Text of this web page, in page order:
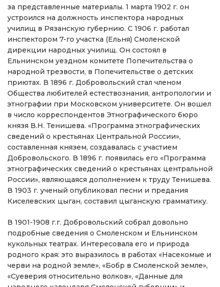
за представленные материалы. 1 марта 1902 г. он
устроился на должность инспектора народных
училищ в Рязанскую губернию. С 1906 г. работал
инспектором 7-го участка (Ельня) Смоленской
дирекции народных училищ. Он состоял в
Ельнинском уездном комитете Попечительства о
народной трезвости, в Попечительстве о детских
приютах. В 1896 г. Добровольский стал членом
Общества любителей естествознания, антропологии и
этнографии при Московском университете. Он вошел
в число корреспондентов Этнографического бюро
князя В.Н. Тенишева. «Программа этнографических
сведений о крестьянах Центральной России»,
составленная князем, создавалась с участием
Добровольского. В 1896 г. появилась его «Программа
этнографических сведений о крестьянах центральной
России», являющаяся дополнением к труду Тенишева.
В 1903 г. ученый опубликовал песни и предания
Киселевских цыган, составил цыганскую грамматику.
В 1901-1908 г.г. Добровольский собрал довольно
подробные сведения о Смоленском и Ельнинском
кукольных театрах. Интересовала его и природа
родного края: это выразилось в работах «Насекомые и
черви на родной земле», «Бобр в Смоленской земле»,
«Суеверия относительно волков», «Данные для